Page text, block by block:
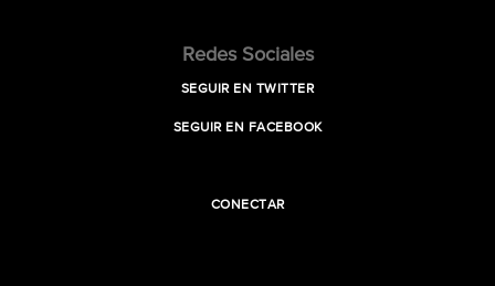
Redes Sociales
SEGUIR EN TWITTER
SEGUIR EN FACEBOOK
CONECTAR